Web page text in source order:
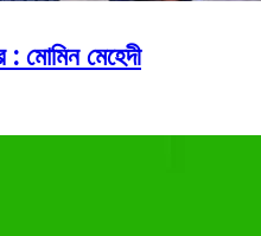
মোমিন মেহেদী